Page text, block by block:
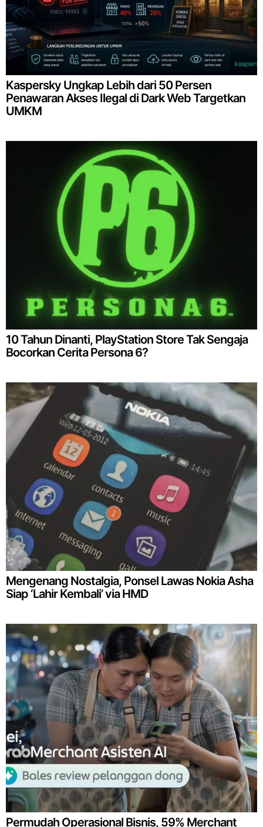
Kaspersky Ungkap Lebih dari 50 Persen
Penawaran Akses Ilegal di Dark Web Targetkan
UMKM
10 Tahun Dinanti, PlayStation Store Tak Sengaja
Bocorkan Cerita Persona 6?
Mengenang Nostalgia, Ponsel Lawas Nokia Asha
Siap ‘Lahir Kembali’ via HMD
Permudah Operasional Bisnis, 59% Merchant